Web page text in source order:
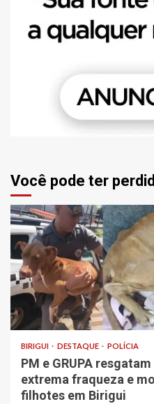
Você pode ter
BIRIGUI DESTAQUE POLÍCIA
PM e GRUPA
extrema fraqueza e
filhotes em Birigui